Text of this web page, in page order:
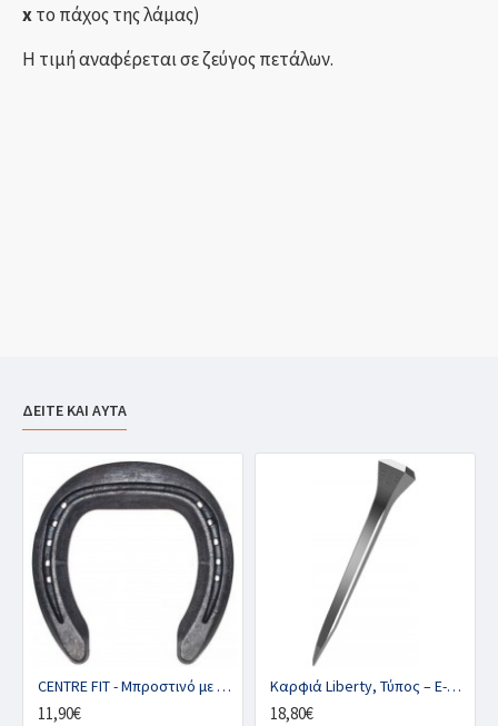
xτο πάχος της λάμας)
Η τιμή αναφέρεται σε ζεύγος πετάλων.
ΔΕΙΤΕ ΚΑΙ ΑΥΤΑ
CENTRE FIT - Μπροστινό με 2 κλιπ (ζευγ.)
11,90€
Καρφιά Liberty, Τύπος – E-SLIM
18,80€